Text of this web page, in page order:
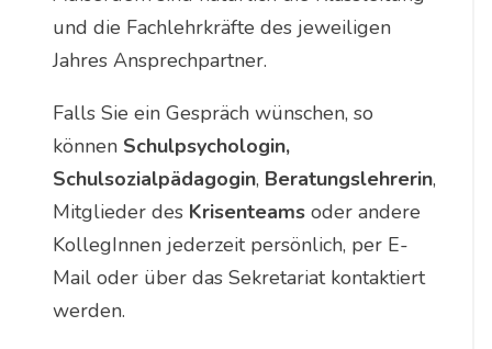
und die Fachlehrkräfte des jeweiligen
Jahres Ansprechpartner.
Falls Sie ein Gespräch wünschen, so
könnenSchulpsychologin,
Schulsozialpädagogin, Beratungslehrerin,
Mitglieder des Krisenteamsoder andere
KollegInnen jederzeit persönlich, per E-
Mail oder über das Sekretariat kontaktiert
werden.